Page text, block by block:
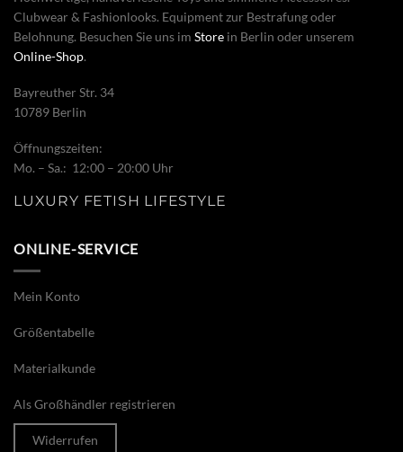
Clubwear & Fashionlooks. Equipment zur Bestrafung oder
Belohnung. Besuchen Sie uns im Store in Berlin oder unserem
Online-Shop.
Bayreuther Str. 34
10789 Berlin
Öffnungszeiten:
Mo. – Sa.: 12:00 – 20:00 Uhr
LUXURY FETISH LIFESTYLE
ONLINE-SERVICE
Mein Konto
Größentabelle
Materialkunde
Als Großhändler registrieren
Widerrufen